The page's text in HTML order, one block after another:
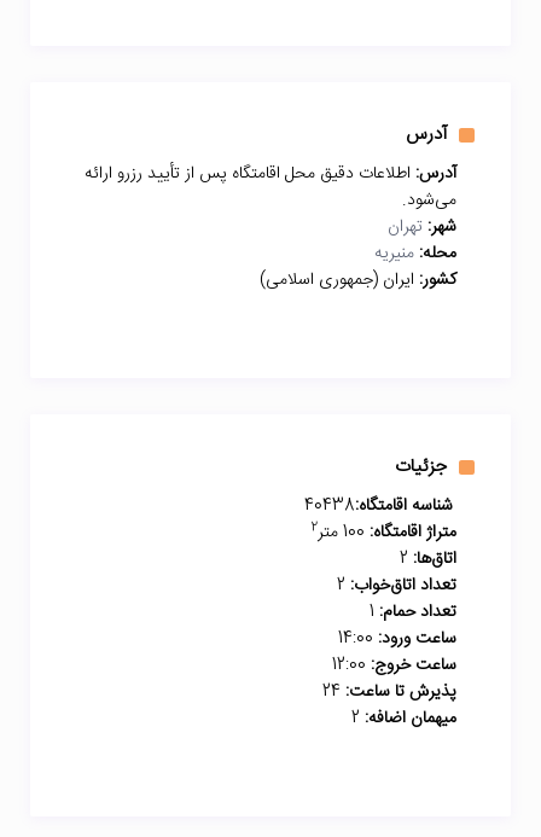
آدرس
آدرس: اطلاعات دقیق محل اقامتگاه پس از تأیید رزرو ارائه
می‌شود.
شهر: تهران
محله: منیریه
کشور: ایران (جمهوری اسلامی)
جزئیات
شناسه اقامتگاه:40438
متراژ اقامتگاه:
2
اتاق‌ها:
تعداد اتاق‌خواب:
تعداد حمام:
ساعت ورود:
ساعت خروج:
پذیرش تا ساعت:
میهمان اضافه: